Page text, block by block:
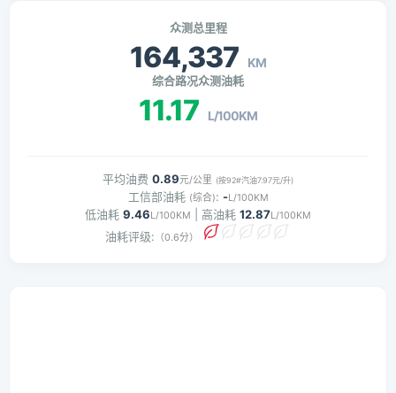
众测总里程
164,337 KM
综合路况众测油耗
11.17 L/100KM
平均油费 0.89元/公里 (按92#汽油7.97元/升)
工信部油耗 (综合): -L/100KM
低油耗 9.46L/100KM | 高油耗 12.87L/100KM
油耗评级: （0.6分）